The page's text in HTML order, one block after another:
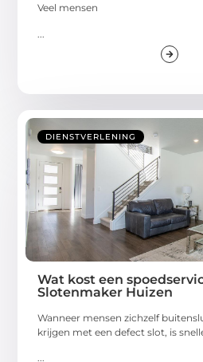
Veel mensen
DIENSTVERLENING
Wat kost een
Slotenmaker Huizen
Wanneer mensen zichzelf
krijgen met een defect slot, is